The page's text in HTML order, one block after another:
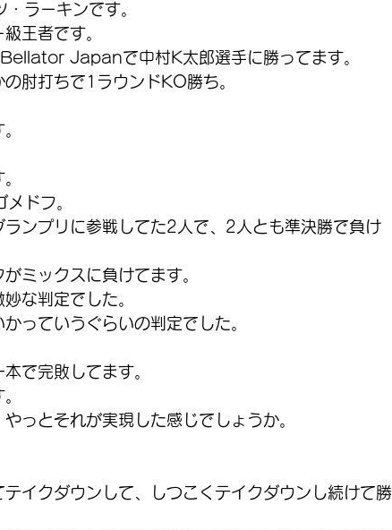
ラーキンです。
王者です。
Japanで中村K太郎選手に勝ってます。
肘打ちで1ラウンドKO勝ち。
。
ドフ。
ンプリに参戦してた2人で、2人とも準決勝で負け
ミックスに負けてます。
な判定でした。
っていうぐらいの判定でした。
で完敗してます。
っとそれが実現した感じでしょうか。
イクダウンして、しつこくテイクダウンし続けて勝